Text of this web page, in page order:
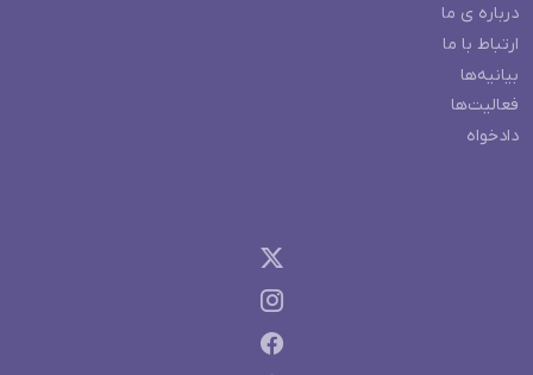
درباره ی ما
ارتباط با ما
بیانیه‌ها
فعالیت‌ها
دادخواه